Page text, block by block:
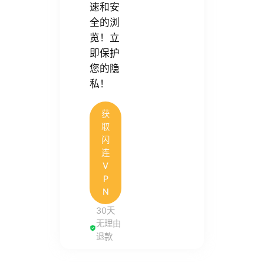
速和安
全的浏
览！立
即保护
您的隐
私！
获
取
闪
连
V
P
N
30天
无理由
退款